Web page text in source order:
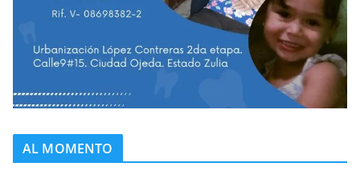
AL MOMENTO